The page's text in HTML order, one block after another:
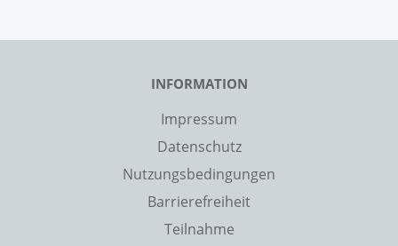
INFORMATION
Impressum
Datenschutz
Nutzungsbedingungen
Barrierefreiheit
Teilnahme